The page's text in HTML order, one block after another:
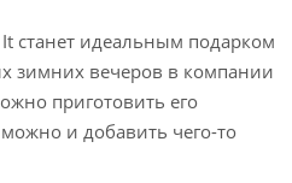
станет идеальным подарком
зимних вечеров в компании
приготовить его
и добавить чего-то